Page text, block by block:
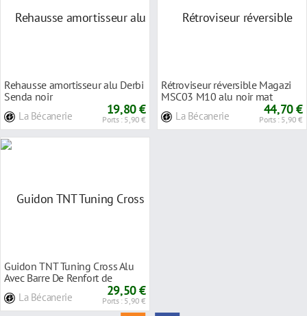
Rehausse amortisseur alu Derbi
Senda noir
La Bécanerie 19,80 €
Ports : 5,90 €
Rétroviseur réversible Magazi
MSC03 M10 alu noir mat
La Bécanerie 44,70 €
Ports : 5,90 €
Guidon TNT Tuning Cross Alu
Avec Barre De Renfort de
La Bécanerie 29,50 €
Ports : 5,90 €